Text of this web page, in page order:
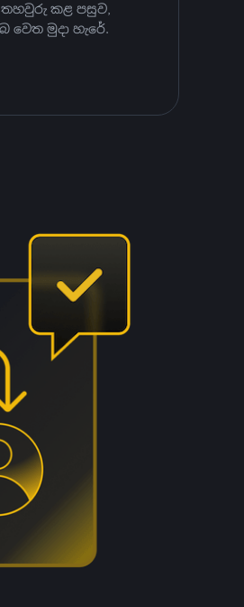
කළ පසුව,
මුදා හැරේ.